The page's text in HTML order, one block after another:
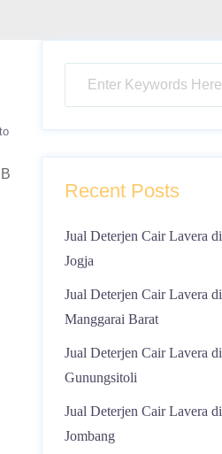
Recent Posts
Jual Deterjen Cair Lavera di
Jogja
Jual Deterjen Cair Lavera di
Manggarai Barat
Jual Deterjen Cair Lavera di
Gunungsitoli
Jual Deterjen Cair Lavera di
Jombang